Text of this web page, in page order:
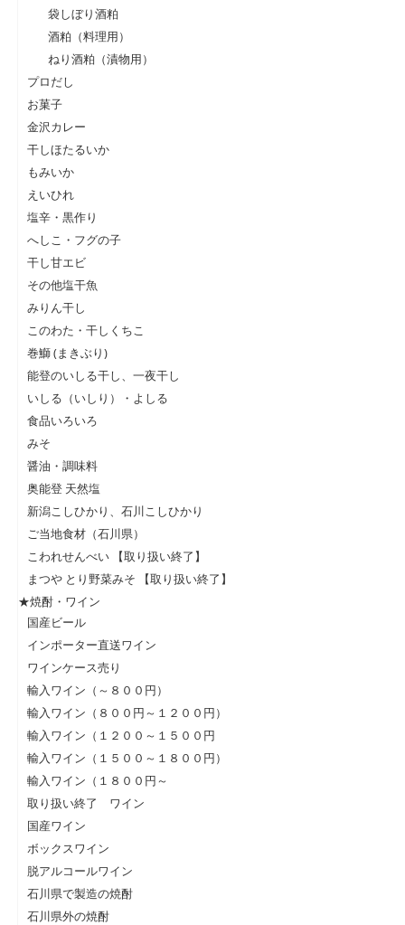
袋しぼり酒粕
酒粕（料理用）
ねり酒粕（漬物用）
プロだし
お菓子
金沢カレー
干しほたるいか
もみいか
えいひれ
塩辛・黒作り
へしこ・フグの子
干し甘エビ
その他塩干魚
みりん干し
このわた・干しくちこ
巻鰤 (まきぶり)
能登のいしる干し、一夜干し
いしる（いしり）・よしる
食品いろいろ
みそ
醤油・調味料
奥能登 天然塩
新潟こしひかり、石川こしひかり
ご当地食材（石川県）
こわれせんべい 【取り扱い終了】
まつや とり野菜みそ 【取り扱い終了】
★焼酎・ワイン
国産ビール
インポーター直送ワイン
ワインケース売り
輸入ワイン（～８００円）
輸入ワイン（８００円～１２００円）
輸入ワイン（１２００～１５００円
輸入ワイン（１５００～１８００円）
輸入ワイン（１８００円～
取り扱い終了 ワイン
国産ワイン
ボックスワイン
脱アルコールワイン
石川県で製造の焼酎
石川県外の焼酎